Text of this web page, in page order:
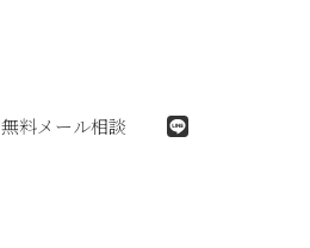
無料メール相談